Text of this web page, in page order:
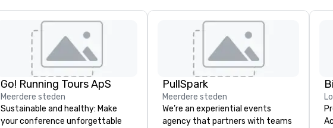
Go! Running Tours ApS
Meerdere steden
Sustainable and healthy: Make
your conference unforgettable
PullSpark
Meerdere steden
We’re an experiential events
agency that partners with teams